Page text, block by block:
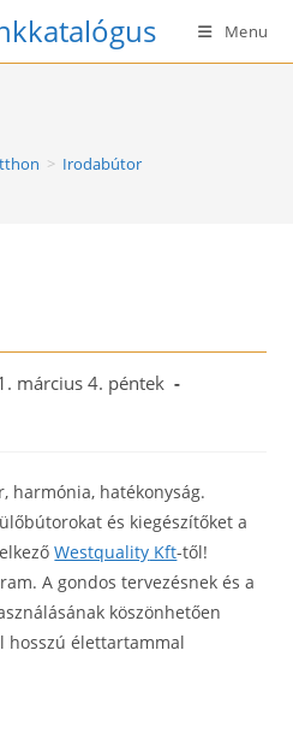
Menu
> Irodabútor
március 4. péntek
harmónia, hatékonyság.
és kiegészítőket a
Westquality Kft-től!
A gondos tervezésnek és a
köszönhetően
hosszú élettartammal